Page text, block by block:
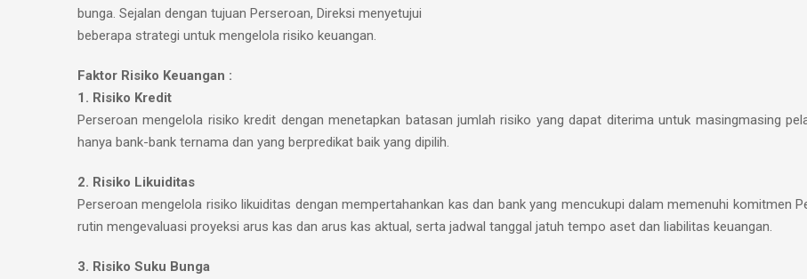
bunga. Sejalan dengan tujuan Perseroan, Direksi menyetujui
beberapa strategi untuk mengelola risiko keuangan.
Faktor Risiko Keuangan :
1. Risiko Kredit
Perseroan mengelola risiko kredit dengan menetapkan batasan jumlah risiko yang dapat diterima untuk masingmasing
hanya bank-bank ternama dan yang berpredikat baik yang dipilih.
2. Risiko Likuiditas
Perseroan mengelola risiko likuiditas dengan mempertahankan kas dan bank yang mencukupi dalam memenuhi komitmen
rutin mengevaluasi proyeksi arus kas dan arus kas aktual, serta jadwal tanggal jatuh tempo aset dan liabilitas keuangan.
3. Risiko Suku Bunga